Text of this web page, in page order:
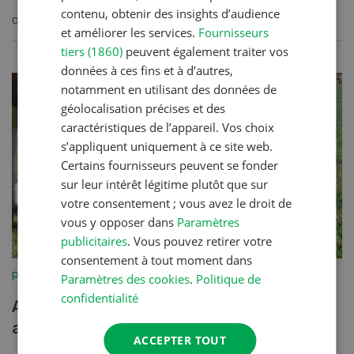
CONTINUER À LIRE
Production animale
Alimentation des vaches taries en
automne
contenu, obtenir des insights d’audience
et améliorer les services. Fournisseurs
tiers (1860) peuvent également traiter vos
données à ces fins et à d’autres,
notamment en utilisant des données de
géolocalisation précises et des
caractéristiques de l’appareil. Vos choix
s’appliquent uniquement à ce site web.
Certains fournisseurs peuvent se fonder
sur leur intérêt légitime plutôt que sur
votre consentement ; vous avez le droit de
vous y opposer dans Paramètres
publicitaires. Vous pouvez retirer votre
consentement à tout moment dans
Paramètres des cookies. Politique de
confidentialité
ACCEPTER TOUT